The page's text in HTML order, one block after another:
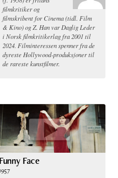
filmkritiker og
filmskribent for Cinema (tidl. Film
& Kino) og Z. Han var Daglig Leder
i Norsk filmkritikerlag fra 2001 til
2024. Filminteressen spenner fra de
dyreste Hollywood-produksjoner til
de rareste kunstfilmer.
Funny Face